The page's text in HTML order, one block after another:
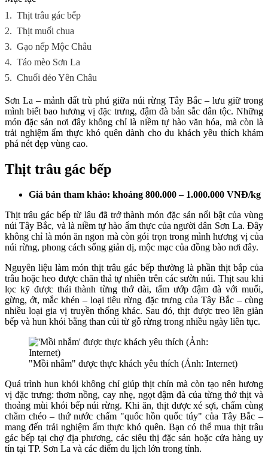
1. Thịt trâu gác bếp
2. Thịt muối chua
3. Gạo nếp Mộc Châu
4. Táo mèo Sơn La
5. Chuối dẻo Yên Châu
Sơn La – mảnh đất trù phú giữa núi rừng Tây Bắc – lưu giữ trong
mình biết bao hương vị đặc trưng, đậm đà bản sắc dân tộc. Những
món đặc sản nơi đây không chỉ là niềm tự hào văn hóa, mà còn là
trải nghiệm ẩm thực khó quên dành cho du khách yêu thích khám
phá nét đẹp vùng cao.
Thịt trâu gác bếp
Giá bán tham khảo: khoảng 800.000 – 1.000.000 VNĐ/kg
Thịt trâu gác bếp từ lâu đã trở thành món đặc sản nổi bật của vùng
núi Tây Bắc, và là niềm tự hào ẩm thực của người dân Sơn La. Đây
không chỉ là món ăn ngon mà còn gói trọn trong mình hương vị của
núi rừng, phong cách sống giản dị, mộc mạc của đồng bào nơi đây.
Nguyên liệu làm món thịt trâu gác bếp thường là phần thịt bắp của
trâu hoặc heo được chăn thả tự nhiên trên các sườn núi. Thịt sau khi
lọc kỹ được thái thành từng thớ dài, tẩm ướp đậm đà với muối,
gừng, ớt, mắc khén – loại tiêu rừng đặc trưng của Tây Bắc – cùng
nhiều loại gia vị truyền thống khác. Sau đó, thịt được treo lên giàn
bếp và hun khói bằng than củi từ gỗ rừng trong nhiều ngày liên tục.
"Mồi nhắm" được thực khách yêu thích (Ảnh: Internet)
Quá trình hun khói không chỉ giúp thịt chín mà còn tạo nên hương
vị đặc trưng: thơm nồng, cay nhẹ, ngọt đậm đà của từng thớ thịt và
thoảng mùi khói bếp núi rừng. Khi ăn, thịt được xé sợi, chấm cùng
chẳm chéo – thứ nước chấm "quốc hồn quốc túy" của Tây Bắc –
mang đến trải nghiệm ẩm thực khó quên. Bạn có thể mua thịt trâu
gác bếp tại chợ địa phương, các siêu thị đặc sản hoặc cửa hàng uy
tín tại TP. Sơn La và các điểm du lịch lớn trong tỉnh.